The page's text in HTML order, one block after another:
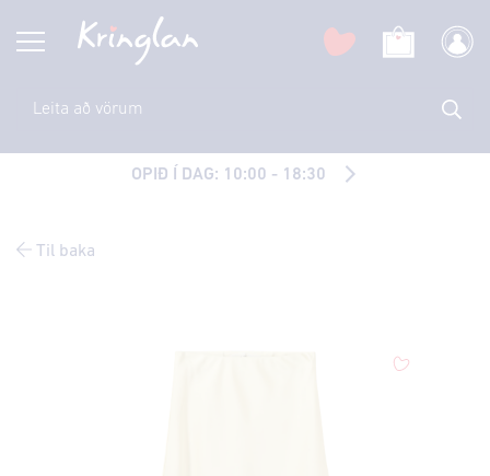
OPIÐ Í DAG: 10:00 - 18:30
Til baka